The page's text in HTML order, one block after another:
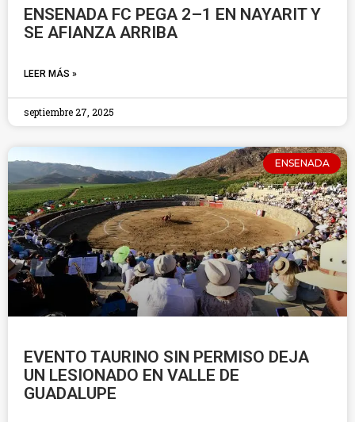
ENSENADA FC PEGA 2–1 EN NAYARIT Y
SE AFIANZA ARRIBA
LEER MÁS »
septiembre 27, 2025
ENSENADA
EVENTO TAURINO SIN PERMISO DEJA
UN LESIONADO EN VALLE DE
GUADALUPE